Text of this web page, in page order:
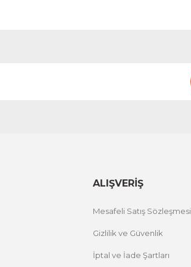
ALIŞVERİŞ
Mesafeli Satış Sözleşmesi
Gizlilik ve Güvenlik
İptal ve İade Şartları